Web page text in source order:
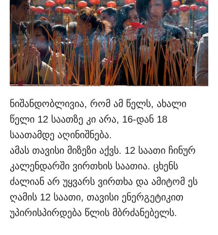
ნიშანდობლივია, რომ ამ წელს, ახალი
წელი 12 საათზე კი არა, 16-დან 18
საათამდე აღინიშნება.
ამას თავისი მიზეზი აქვს. 12 საათი ჩინურ
კალენდარში ვირთხის საათია. ცხენს
ძალიან არ უყვარს ვირთხა და ამიტომ ეს
ღამის 12 საათი, თავისი ენერგეტიკით
უპირისპირდება წლის მბრძანებელს.